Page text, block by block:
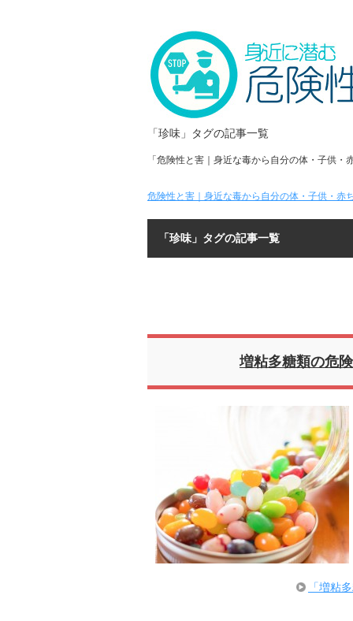
「珍味」タグの記事一覧
「危険性と害｜身近な毒から自分の体・子供
危険性と害｜身近な毒から自分の体・子供・赤
「珍味」タグの記事一覧
増粘多糖類の危
「増粘